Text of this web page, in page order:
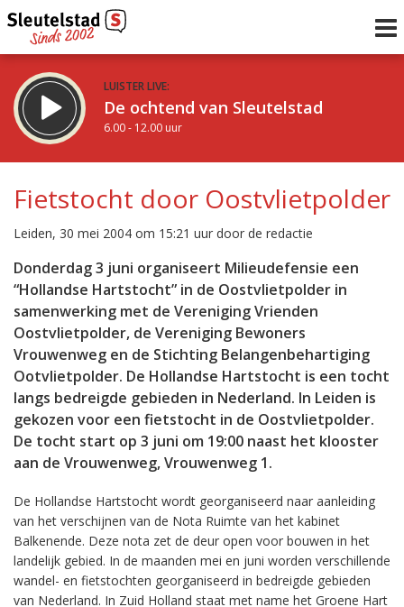
LUISTER LIVE:
De ochtend van Sleutelstad
6.00 - 12.00 uur
De middag van Sleutelstad
12.00 - 18.00 uur
Vorig uur
Inklappen
Fietstocht door Oostvlietpolder
Leiden, 30 mei 2004 om 15:21 uur door de redactie
Donderdag 3 juni organiseert Milieudefensie een
“Hollandse Hartstocht” in de Oostvlietpolder in
samenwerking met de Vereniging Vrienden
Oostvlietpolder, de Vereniging Bewoners
Vrouwenweg en de Stichting Belangenbehartiging
Ootvlietpolder. De Hollandse Hartstocht is een tocht
langs bedreigde gebieden in Nederland. In Leiden is
gekozen voor een fietstocht in de Oostvlietpolder.
De tocht start op 3 juni om 19:00 naast het klooster
aan de Vrouwenweg, Vrouwenweg 1.
De Hollandse Hartstocht wordt georganiseerd naar aanleiding
van het verschijnen van de Nota Ruimte van het kabinet
Balkenende. Deze nota zet de deur open voor bouwen in het
landelijk gebied. In de maanden mei en juni worden verschillende
wandel- en fietstochten georganiseerd in bedreigde gebieden
van Nederland. In Zuid Holland staat met name het Groene Hart